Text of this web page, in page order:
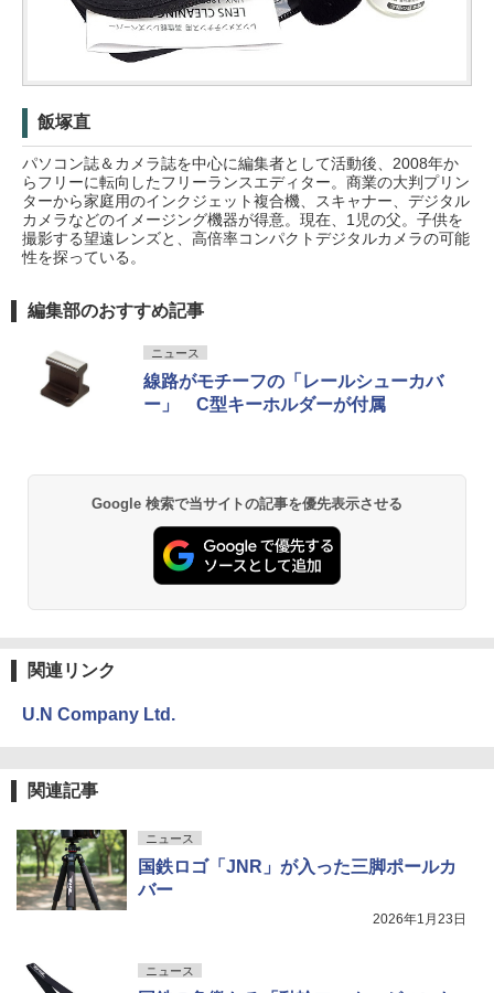
飯塚直
パソコン誌＆カメラ誌を中心に編集者として活動後、2008年か
らフリーに転向したフリーランスエディター。商業の大判プリン
ターから家庭用のインクジェット複合機、スキャナー、デジタル
カメラなどのイメージング機器が得意。現在、1児の父。子供を
撮影する望遠レンズと、高倍率コンパクトデジタルカメラの可能
性を探っている。
編集部のおすすめ記事
ニュース
線路がモチーフの「レールシューカバ
ー」 C型キーホルダーが付属
Google 検索で当サイトの記事を優先表示させる
関連リンク
U.N Company Ltd.
関連記事
ニュース
国鉄ロゴ「JNR」が入った三脚ポールカ
バー
2026年1月23日
ニュース